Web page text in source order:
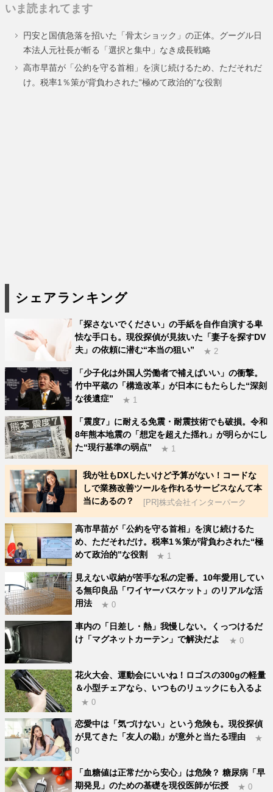
いま読まれてます
円安と国債急落を招いた「骨太ショック」の正体。グーグル日
本法人元社長が斬る「選択と集中」なき成長戦略
高市早苗が「公約を守る首相」を演じ続けるため、ただそれだ
け。税率1％策が背負わされた“極めて政治的”な役割
シェアランキング
「探さないでください」の手紙を自作自演する卑
怯な手口も。現役探偵が見抜いた「妻子を探すDV
夫」の依頼に潜む“本当の狙い”
★ 2
「少子化は外国人労働者で補えばいい」の衝撃。
竹中平蔵の「構造改革」が日本にもたらした“深刻
な後遺症”
★ 1
「震度7」に耐える免震・耐震技術でも破損。令和
8年熊本地震の「想定を超えた揺れ」が明らかにし
た“現行基準の弱点”
★ 1
我が社もDXしたいけど予算がない！コードな
しで業務改善ツールを作れるサービスなんて本
当にあるの？
[PR]株式会社インターパーク
高市早苗が「公約を守る首相」を演じ続けるた
め、ただそれだけ。税率1％策が背負わされた“極
めて政治的”な役割
★ 1
見えない収納が苦手な私の定番。10年愛用してい
る無印良品「ワイヤーバスケット」のリアルな活
用法
★ 0
車内の「日差し・熱」我慢しない。くっつけるだ
け「マグネットカーテン」で解決だよ
★ 0
花火大会、運動会にいいね！ロゴスの300gの軽量
＆小型チェアなら、いつものリュックにも入るよ
★ 0
恋愛中は「気づけない」という危険も。現役探偵
が見てきた「友人の勘」が意外と当たる理由
★
0
「血糖値は正常だから安心」は危険？ 糖尿病「早
期発見」のための基礎を現役医師が伝授
★ 0